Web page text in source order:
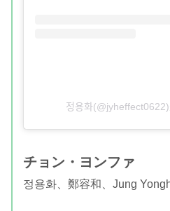
チョン・ヨンファ
정용화、鄭容和、Jung